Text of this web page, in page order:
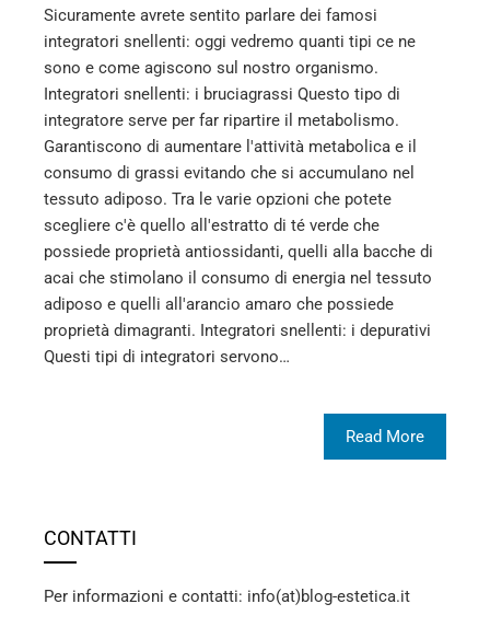
Sicuramente avrete sentito parlare dei famosi
integratori snellenti: oggi vedremo quanti tipi ce ne
sono e come agiscono sul nostro organismo.
Integratori snellenti: i bruciagrassi Questo tipo di
integratore serve per far ripartire il metabolismo.
Garantiscono di aumentare l'attività metabolica e il
consumo di grassi evitando che si accumulano nel
tessuto adiposo. Tra le varie opzioni che potete
scegliere c'è quello all'estratto di té verde che
possiede proprietà antiossidanti, quelli alla bacche di
acai che stimolano il consumo di energia nel tessuto
adiposo e quelli all'arancio amaro che possiede
proprietà dimagranti. Integratori snellenti: i depurativi
Questi tipi di integratori servono…
Read More
CONTATTI
Per informazioni e contatti: info(at)blog-estetica.it